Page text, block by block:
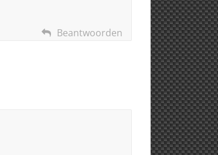
Beantwoorden